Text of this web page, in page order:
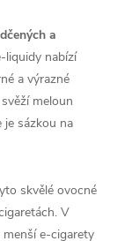
a
liquidy nabízí
a výrazné
meloun
je sázkou na
skvělé ovocné
V
e-cigarety